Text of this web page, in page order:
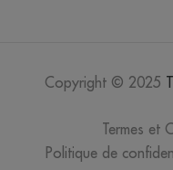
Copyright © 2025
Termes et
Politique de